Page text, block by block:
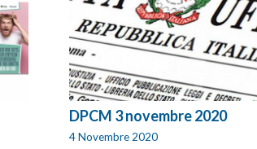
DPCM 3 novembre 2020
4 Novembre 2020